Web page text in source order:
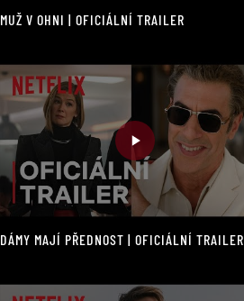
MUŽ V OHNI | OFICIÁLNÍ TRAILER
DÁMY MAJÍ PŘEDNOST | OFICIÁLNÍ TRAILER